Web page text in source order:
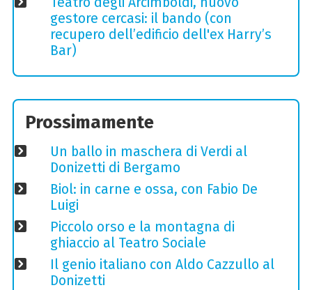
gestore cercasi: il bando (con
recupero dell’edificio dell'ex Harry’s
Bar)
Prossimamente
Un ballo in maschera di Verdi al
Donizetti di Bergamo
Biol: in carne e ossa, con Fabio De
Luigi
Piccolo orso e la montagna di
ghiaccio al Teatro Sociale
Il genio italiano con Aldo Cazzullo al
Donizetti